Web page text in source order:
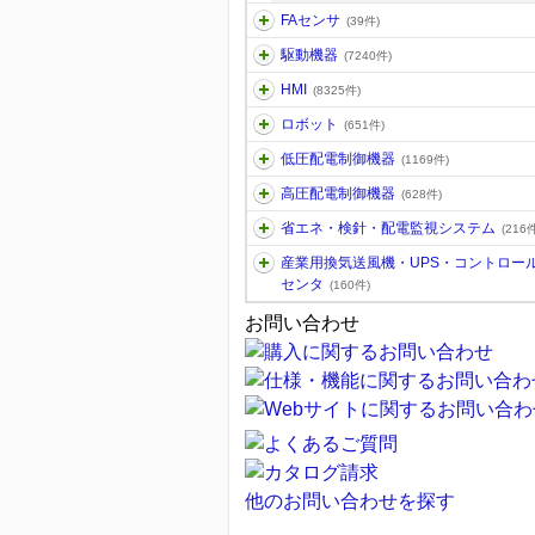
FAセンサ (39件)
駆動機器 (7240件)
HMI (8325件)
ロボット (651件)
低圧配電制御機器 (1169件)
高圧配電制御機器 (628件)
省エネ・検針・配電監視システム (216
産業用換気送風機・UPS・コントロー
センタ
(160件)
お問い合わせ
他のお問い合わせを探す